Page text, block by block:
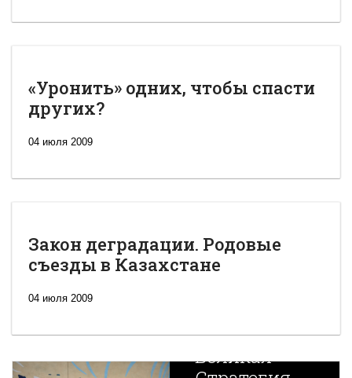
«Уронить» одних, чтобы спасти
других?
04 июля 2009
Закон деградации. Родовые
съезды в Казахстане
04 июля 2009
Новая
Великая